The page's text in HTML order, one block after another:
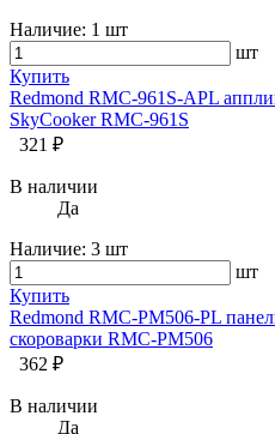
Наличие: 1 шт
шт
Купить
Redmond RMC-961S-APL
SkyCooker RMC-961S
321 ₽
В наличии
Да
Наличие: 3 шт
шт
Купить
Redmond RMC-PM506-PL
скороварки RMC-PM506
362 ₽
В наличии
Да